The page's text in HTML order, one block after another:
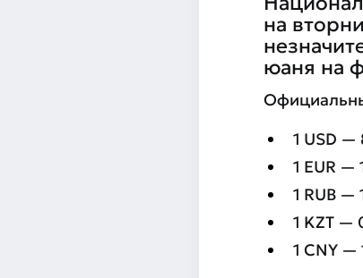
на
юаня на
1 USD —
1 EUR —
1 RUB —
1 KZT —
1 CNY —